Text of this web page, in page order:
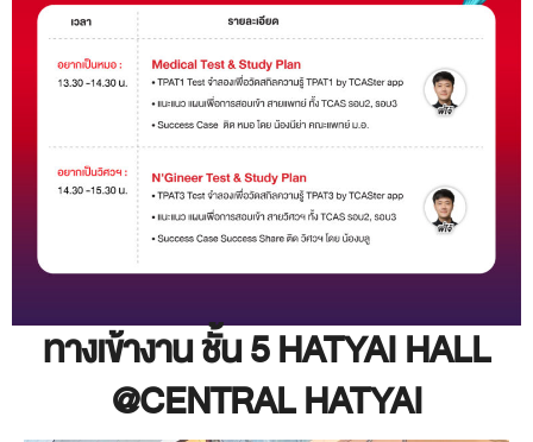
ทางเข้างาน ชั้น 5 HATYAI HALL
@CENTRAL HATYAI